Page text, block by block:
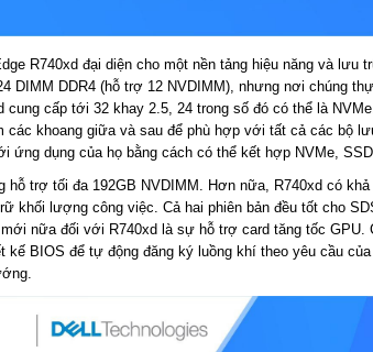
R740xd đại diện cho một nền tảng hiệu năng và
DIMM DDR4 (hỗ trợ 12 NVDIMM), nhưng nơi chúng
cung cấp tới 32 khay 2.5, 24 trong số đó có thể là
các khoang giữa và sau để phù hợp với tất cả các bộ
ứng dụng của họ bằng cách có thể kết hợp NVMe,
hỗ trợ tối đa 192GB NVDIMM. Hơn nữa, R740xd có
khối lượng công việc. Cả hai phiên bản đều tốt cho
nữa đối với R740xd là sự hỗ trợ card tăng tốc GPU.
kế BIOS để tự động đăng ký luồng khí theo yêu cầu